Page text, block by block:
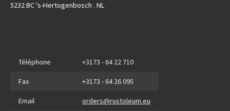
5232 BC 's-Hertogenbosch . NL
Téléphone +3173 - 64 22 710
Fax +3173 - 64 26 095
Email orders@rustoleum.eu